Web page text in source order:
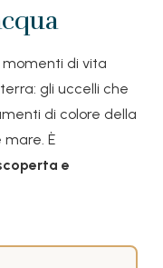
momenti di vita
gli uccelli che
di colore della
È
e